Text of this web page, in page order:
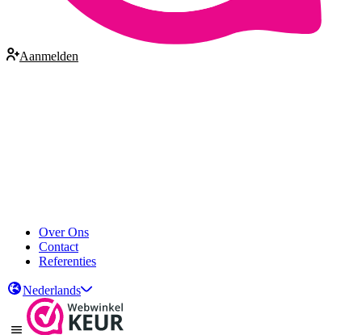
Aanmelden
Over Ons
Contact
Referenties
Nederlands